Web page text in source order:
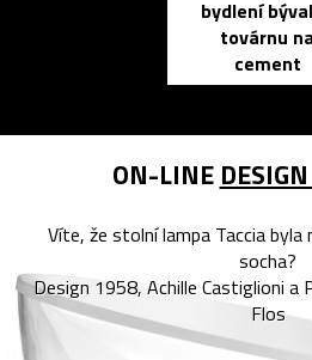
bydlení
továrnu na
cement
ON-LINE
Víte, že stolní lampa Taccia
socha?
Design 1958, Achille Castiglioni a
Flos